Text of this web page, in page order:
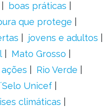
boas práticas
que protege
jovens e adultos
Mato Grosso
ações
Rio Verde
´Selo Unicef
climáticas